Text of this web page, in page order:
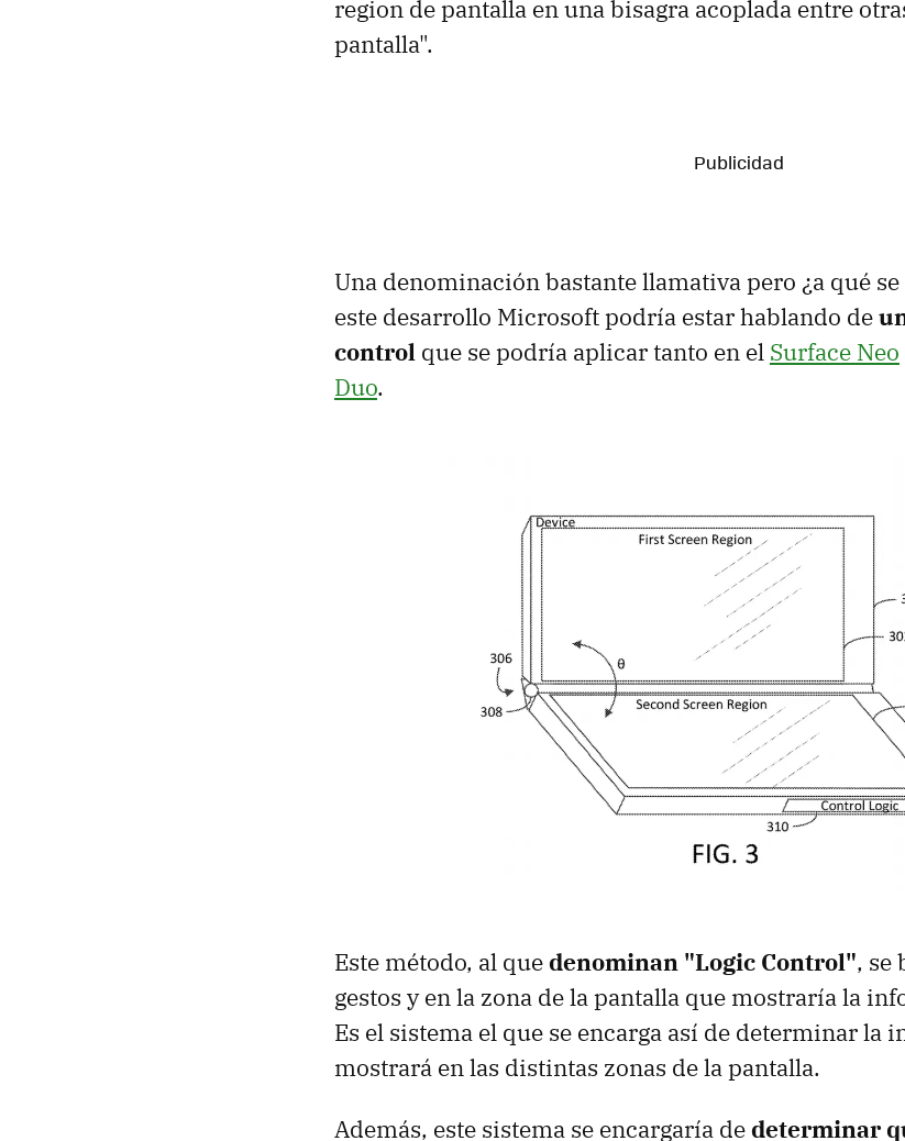
region de pantalla en una bisagra acoplada entre
pantalla".
Una denominación bastante llamativa pero ¿a qué
este desarrollo Microsoft podría estar hablando de
control que se podría aplicar tanto en el Surface Neo
Duo.
Este método, al quedenominan "Logic Control", se
gestos y en la zona de la pantalla que mostraría la
Es el sistema el que se encarga así de determinar la
mostrará en las distintas zonas de la pantalla.
Además, este sistema se encargaría dedeterminar